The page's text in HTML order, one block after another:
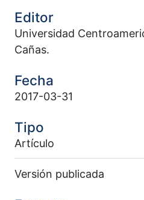
Editor
Universidad
Cañas.
Fecha
2017-03-31
Tipo
Artículo
Versión publicada